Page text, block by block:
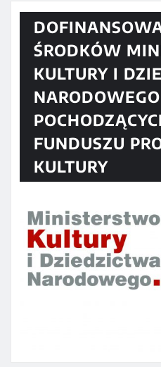
ŚRODKÓW
KULTURY I
NARODOWEGO
FUNDUSZU
KULTURY